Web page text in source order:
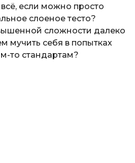
всё, если можно просто
слоеное тесто?
сложности далеко
мучить себя в попытках
то стандартам?